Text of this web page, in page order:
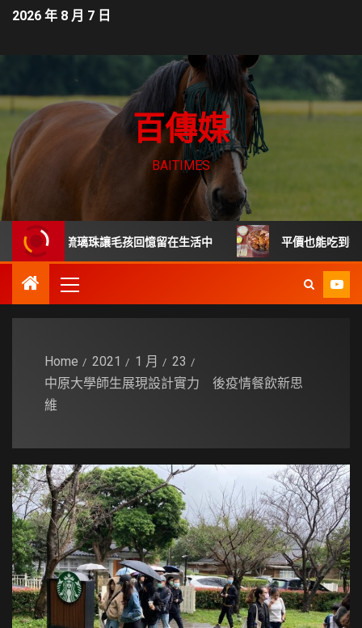
2026 年 8 月 7 日
百傳媒
BAITIMES
琉璃珠讓毛孩回憶留在生活中 平價也能吃到餐廳級德
Home 2021 1 月
23
中原大學師生展現設計實力 後疫情餐飲新思
維